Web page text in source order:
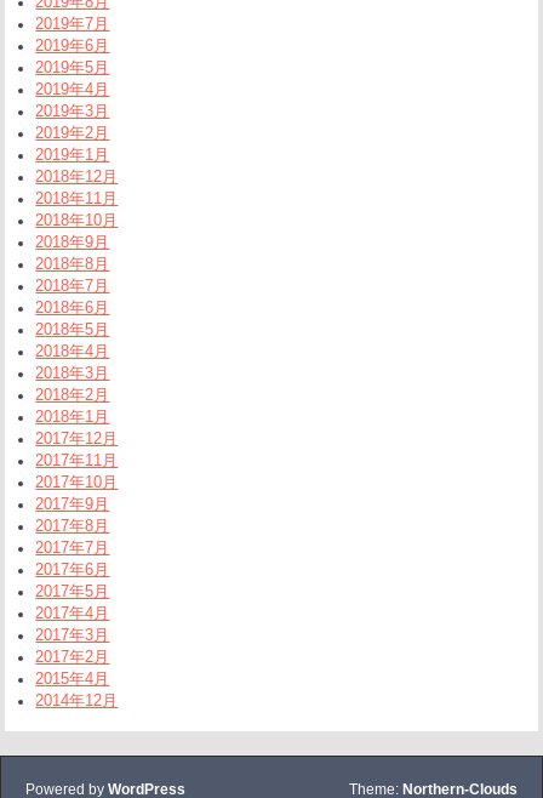
2019年7月
2019年6月
2019年5月
2019年4月
2019年3月
2019年2月
2019年1月
2018年12月
2018年11月
2018年10月
2018年9月
2018年8月
2018年7月
2018年6月
2018年5月
2018年4月
2018年3月
2018年2月
2018年1月
2017年12月
2017年11月
2017年10月
2017年9月
2017年8月
2017年7月
2017年6月
2017年5月
2017年4月
2017年3月
2017年2月
2015年4月
2014年12月
Theme: Northern-Clouds
Powered by WordPress